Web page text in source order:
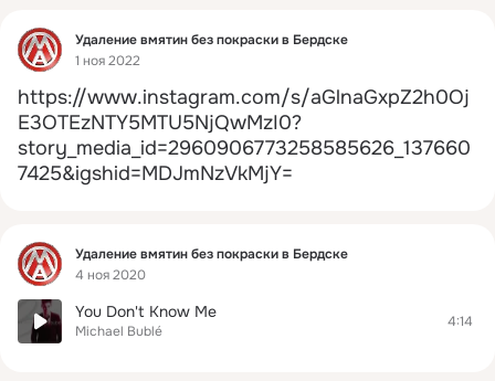
Фид
Удаление вмятин без покраски в Бердске
1 ноя 2022
https://www.instagram.com/s/aGlnaGxpZ2h0Oj
E3OTEzNTY5MTU5NjQwMzI0?
story_media_id=2960906773258585626_137660
7425&igshid=MDJmNzVkMjY=
Фид
Удаление вмятин без покраски в Бердске
4 ноя 2020
You Don't Know Me
Michael Bublé
4:14